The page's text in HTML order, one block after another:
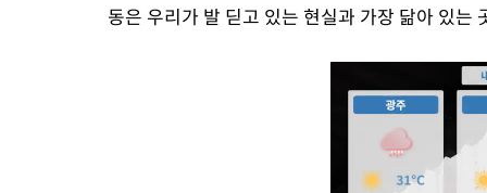
동은 우리가 발 딛고 있는 현실과 가장 닮아 있는